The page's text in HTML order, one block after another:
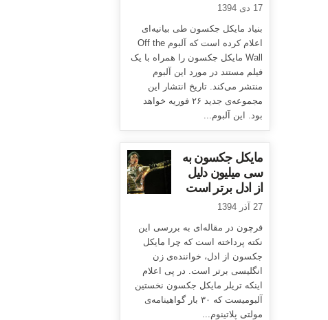
17 دی 1394
بنیاد مایکل جکسون طی بیانیه‌ای
اعلام کرده است که آلبوم Off the
Wall مایکل جکسون را همراه با یک
فیلم مستند در مورد این آلبوم
منتشر می‌کند. تاریخ انتشار این
مجموعه‌ی جدید ۲۶ فوریه خواهد
بود. این آلبوم...
مایکل جکسون به
سی میلیون دلیل
از ادل برتر است
27 آذر 1394
فرچون در مقاله‌ای به بررسی این
نکته پرداخته است که چرا مایکل
جکسون از ادل، خواننده‌ی زن
انگلیسی برتر است. در پی اعلام
اینکه تریلر مایکل جکسون نخستین
آلبومیست که ۳۰ بار گواهینامه‌ی
مولتی پلاتینوم...